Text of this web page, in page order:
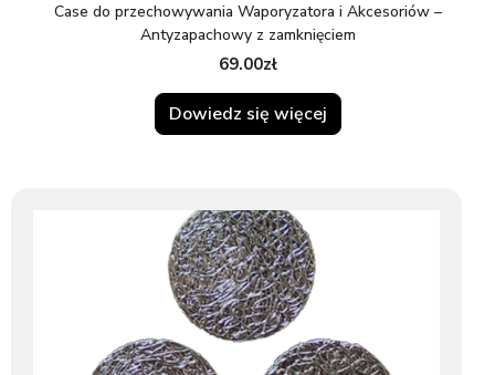
Case do przechowywania Waporyzatora i Akcesoriów –
Antyzapachowy z zamknięciem
69.00zł
Dowiedz się więcej